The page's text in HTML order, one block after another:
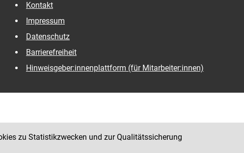
Kontakt
Impressum
Datenschutz
Barrierefreiheit
Hinweisgeber:innenplattform (für Mitarbeiter:innen)
zu Statistikzwecken und zur Qualitätssicherung